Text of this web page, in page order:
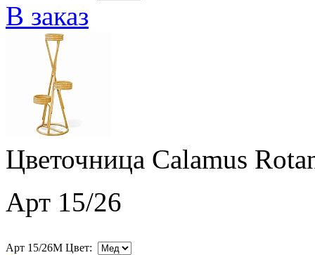
В заказ
Цветочница Calamus
Арт 15/26
Арт 15/26M Цвет: